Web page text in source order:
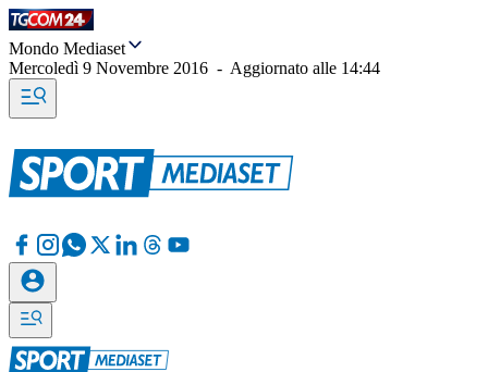
Mondo Mediaset
Mercoledì 9 Novembre 2016 - Aggiornato alle 14:44